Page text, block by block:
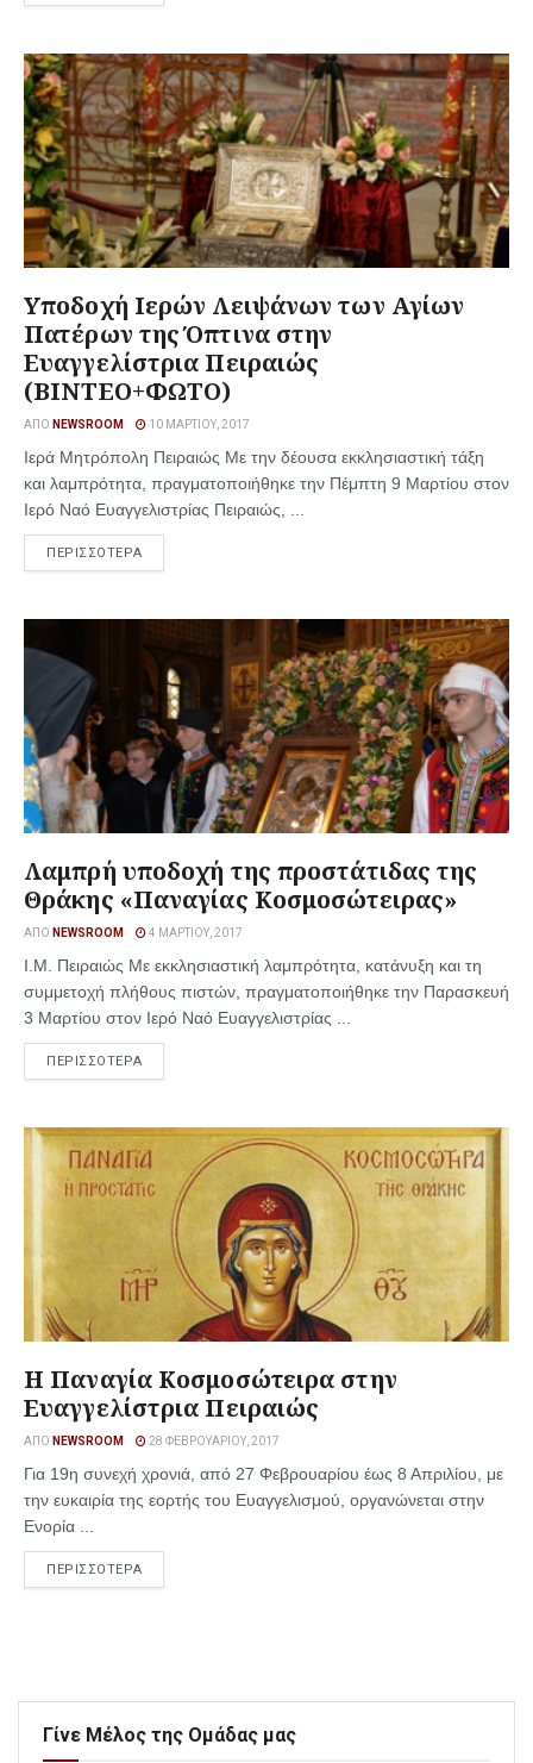
Υποδοχή Ιερών Λειψάνων των Αγίων
Πατέρων της Όπτινα στην
Ευαγγελίστρια Πειραιώς
(ΒΙΝΤΕΟ+ΦΩΤΟ)
ΑΠΌ NEWSROOM 10 ΜΑΡΤΊΟΥ, 2017
Ιερά Μητρόπολη Πειραιώς Με την δέουσα εκκλησιαστική τάξη
και λαμπρότητα, πραγματοποιήθηκε την Πέμπτη 9 Μαρτίου στον
Ιερό Ναό Ευαγγελιστρίας Πειραιώς, ...
ΠΕΡΙΣΣΟΤΕΡΑ
Λαμπρή υποδοχή της προστάτιδας της
Θράκης «Παναγίας Κοσμοσώτειρας»
ΑΠΌ NEWSROOM 4 ΜΑΡΤΊΟΥ, 2017
Ι.Μ. Πειραιώς Με εκκλησιαστική λαμπρότητα, κατάνυξη και τη
συμμετοχή πλήθους πιστών, πραγματοποιήθηκε την Παρασκευή
3 Μαρτίου στον Ιερό Ναό Ευαγγελιστρίας ...
ΠΕΡΙΣΣΟΤΕΡΑ
Η Παναγία Κοσμοσώτειρα στην
Ευαγγελίστρια Πειραιώς
ΑΠΌ NEWSROOM 28 ΦΕΒΡΟΥΑΡΊΟΥ, 2017
Για 19η συνεχή χρονιά, από 27 Φεβρουαρίου έως 8 Απριλίου, με
την ευκαιρία της εορτής του Ευαγγελισμού, οργανώνεται στην
Ενορία ...
ΠΕΡΙΣΣΟΤΕΡΑ
Γίνε Μέλος της Ομάδας μας